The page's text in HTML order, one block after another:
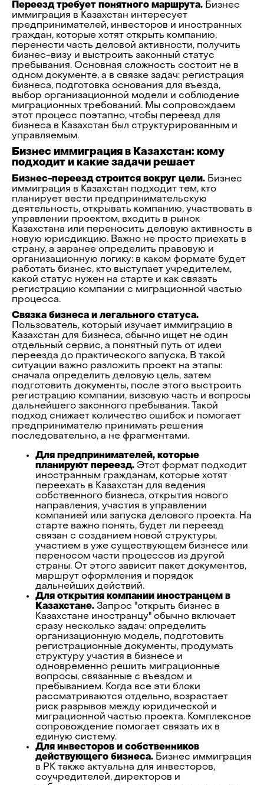
Переезд требует понятного маршрута. Бизнес
иммиграция в Казахстан интересует
предпринимателей, инвесторов и иностранных
граждан, которые хотят открыть компанию,
перенести часть деловой активности, получить
бизнес-визу и выстроить законный статус
пребывания. Основная сложность состоит не в
одном документе, а в связке задач: регистрация
бизнеса, подготовка основания для въезда,
выбор организационной модели и соблюдение
миграционных требований. Мы сопровождаем
этот процесс поэтапно, чтобы переезд для
бизнеса в Казахстан был структурированным и
управляемым.
Бизнес иммиграция в Казахстан: кому
подходит и какие задачи решает
Бизнес-переезд строится вокруг цели. Бизнес
иммиграция в Казахстан подходит тем, кто
планирует вести предпринимательскую
деятельность, открывать компанию, участвовать в
управлении проектом, входить в рынок
Казахстана или переносить деловую активность в
новую юрисдикцию. Важно не просто приехать в
страну, а заранее определить правовую и
организационную логику: в каком формате будет
работать бизнес, кто выступает учредителем,
какой статус нужен на старте и как связать
регистрацию компании с миграционной частью
процесса.
Связка бизнеса и легального статуса.
Пользователь, который изучает иммиграцию в
Казахстан для бизнеса, обычно ищет не один
отдельный сервис, а понятный путь от идеи
переезда до практического запуска. В такой
ситуации важно разложить проект на этапы:
сначала определить деловую цель, затем
подготовить документы, после этого выстроить
регистрацию компании, визовую часть и вопросы
дальнейшего законного пребывания. Такой
подход снижает количество ошибок и помогает
предпринимателю принимать решения
последовательно, а не фрагментами.
Для предпринимателей, которые
планируют переезд. Этот формат подходит
иностранным гражданам, которые хотят
переехать в Казахстан для ведения
собственного бизнеса, открытия нового
направления, участия в управлении
компанией или запуска делового проекта. На
старте важно понять, будет ли переезд
связан с созданием новой структуры,
участием в уже существующем бизнесе или
переносом части процессов из другой
страны. От этого зависит пакет документов,
маршрут оформления и порядок
дальнейших действий.
Для открытия компании иностранцем в
Казахстане. Запрос "открыть бизнес в
Казахстане иностранцу" обычно включает
сразу несколько задач: определить
организационную модель, подготовить
регистрационные документы, продумать
структуру участия в бизнесе и
одновременно решить миграционные
вопросы, связанные с въездом и
пребыванием. Когда все эти блоки
рассматриваются отдельно, возрастает
риск разрывов между юридической и
миграционной частью проекта. Комплексное
сопровождение помогает связать их в
единую систему.
Для инвесторов и собственников
действующего бизнеса. Бизнес иммиграция
в РК также актуальна для инвесторов,
соучредителей, директоров и